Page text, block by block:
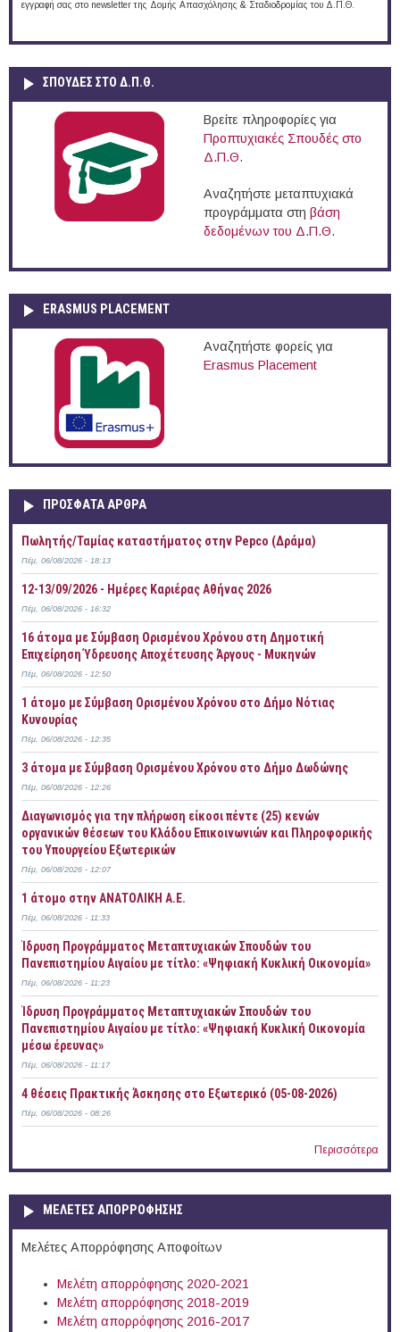
εγγραφή σας στο newsletter της Δομής Απασχόλησης & Σταδιοδρομίας του Δ.Π.Θ.
ΣΠΟΥΔΈΣ ΣΤΟ Δ.Π.Θ.
Βρείτε πληροφορίες για
Προπτυχιακές Σπουδές στο
Δ.Π.Θ.
Αναζητήστε μεταπτυχιακά
προγράμματα στη βάση
δεδομένων του Δ.Π.Θ.
ERASMUS PLACEMENT
Αναζητήστε φορείς για
Erasmus Placement
ΠΡOΣΦΑΤΑ AΡΘΡΑ
Πωλητής/Ταμίας καταστήματος στην Pepco (Δράμα)
Πέμ, 06/08/2026 - 18:13
12-13/09/2026 - Ημέρες Καριέρας Αθήνας 2026
Πέμ, 06/08/2026 - 16:32
16 άτομα με Σύμβαση Ορισμένου Χρόνου στη Δημοτική
Επιχείρηση Ύδρευσης Αποχέτευσης Άργους - Μυκηνών
Πέμ, 06/08/2026 - 12:50
1 άτομο με Σύμβαση Ορισμένου Χρόνου στο Δήμο Νότιας
Κυνουρίας
Πέμ, 06/08/2026 - 12:35
3 άτομα με Σύμβαση Ορισμένου Χρόνου στο Δήμο Δωδώνης
Πέμ, 06/08/2026 - 12:26
Διαγωνισμός για την πλήρωση είκοσι πέντε (25) κενών
οργανικών θέσεων του Κλάδου Επικοινωνιών και Πληροφορικής
του Υπουργείου Εξωτερικών
Πέμ, 06/08/2026 - 12:07
1 άτομο στην ΑΝΑΤΟΛΙΚΗ Α.Ε.
Πέμ, 06/08/2026 - 11:33
Ίδρυση Προγράμματος Μεταπτυχιακών Σπουδών του
Πανεπιστημίου Αιγαίου με τίτλο: «Ψηφιακή Κυκλική Οικονομία»
Πέμ, 06/08/2026 - 11:23
Ίδρυση Προγράμματος Μεταπτυχιακών Σπουδών του
Πανεπιστημίου Αιγαίου με τίτλο: «Ψηφιακή Κυκλική Οικονομία
μέσω έρευνας»
Πέμ, 06/08/2026 - 11:17
4 θέσεις Πρακτικής Άσκησης στο Εξωτερικό (05-08-2026)
Πέμ, 06/08/2026 - 08:26
Περισσότερα
ΜΕΛΕΤΕΣ ΑΠΟΡΡΟΦΗΣΗΣ
Μελέτες Απορρόφησης Αποφοίτων
Μελέτη απορρόφησης 2020-2021
Μελέτη απορρόφησης 2018-2019
Μελέτη απορρόφησης 2016-2017